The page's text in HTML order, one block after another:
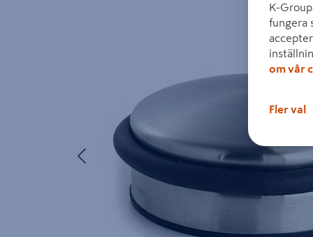
Föregående
K-
fungera
om vår
Fler val